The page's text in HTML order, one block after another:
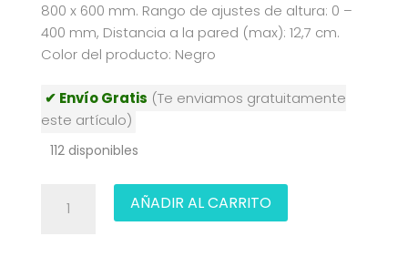
800 x 600 mm. Rango de ajustes de altura: 0 –
400 mm, Distancia a la pared (max): 12,7 cm.
Color del producto: Negro
✔ Envío Gratis (Te enviamos gratuitamente
este artículo)
112 disponibles
PARED
AÑADIR AL CARRITO